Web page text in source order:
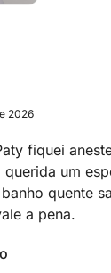
2026
fiquei
um
quente
a pena.